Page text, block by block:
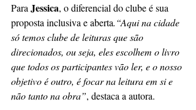
Para Jessica, o diferencial do clube é sua
proposta inclusiva e aberta.“Aqui na cidade
só temos clube de leituras que são
direcionados, ou seja, eles escolhem o livro
que todos os participantes vão ler, e o nosso
objetivo é outro, é focar na leitura em si e
não tanto na obra”, destaca a autora.